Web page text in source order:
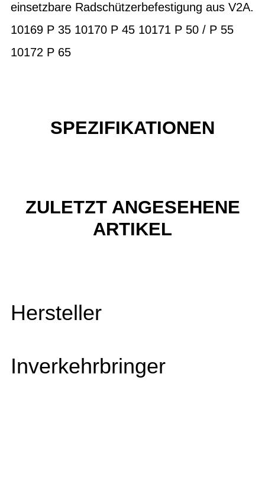
einsetzbare Radschützerbefestigung aus V2A.
10169 P 35 10170 P 45 10171 P 50 / P 55
10172 P 65
SPEZIFIKATIONEN
ZULETZT ANGESEHENE
ARTIKEL
Hersteller
Inverkehrbringer